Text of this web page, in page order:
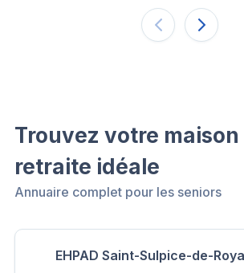
Trouvez votre maison
retraite idéale
Annuaire complet pour les seniors
EHPAD Saint-Sulpice-de-